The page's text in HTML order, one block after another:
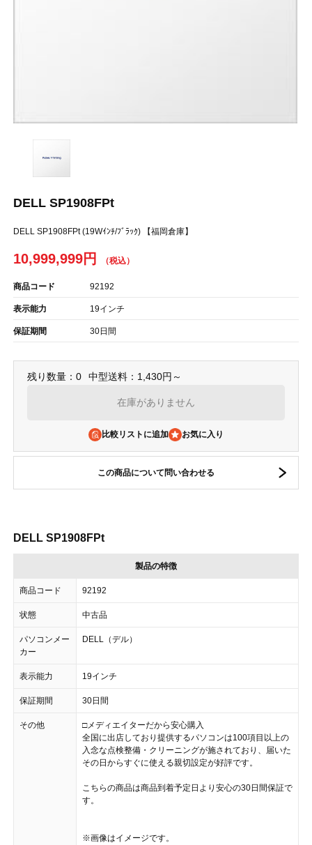
DELL SP1908FPt
DELL SP1908FPt (19Wｲﾝﾁ/ﾌﾞﾗｯｸ) 【福岡倉庫】
10,999,999円
商品コード 92192
表示能力 19インチ
保証期間 30日間
残り数量：0 中型送料：1,430円～
在庫がありません
比較リストに追加
この商品について問い合わせる
DELL SP1908FPt
製品の特徴
商品コード 92192
状態 中古品
パソコンメー
カー
DELL（デル）
表示能力 19インチ
保証期間 30日間
その他
□メディエイターだから安心購入
全国に出店しており提供するパソコンは100項目以上の
入念な点検整備・クリーニングが施されており、届いた
その日からすぐに使える親切設定が好評です。
こちらの商品は商品到着予定日より安心の30日間保証で
す。
※画像はイメージです。